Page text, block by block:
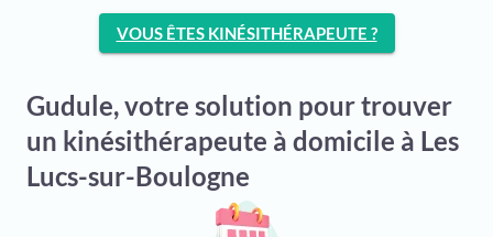
VOUS ÊTES KINÉSITHÉRAPEUTE ?
Gudule, votre solution pour trouver
un kinésithérapeute à domicile à Les
Lucs-sur-Boulogne